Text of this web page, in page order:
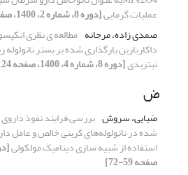
عملیات گرمایی[دوره 8، شماره 2، 1400، صفحه 104-114]
صمدی زاده، مرجانه مطالعه ی نظری
داکاربازین بارگذاری شده بر بستر
نیتریدی[دوره 8، شماره 4، 1400، صفحه 124-138]
ض
ضیایی، سروش بررسی فرایند نفوذ
استفاده از شبیه سازی دینامیک مولکولی
صفحه 59-72]